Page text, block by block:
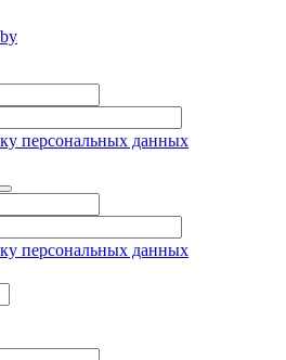
персональных данных
персональных данных